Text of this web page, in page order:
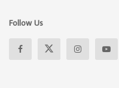
Follow Us